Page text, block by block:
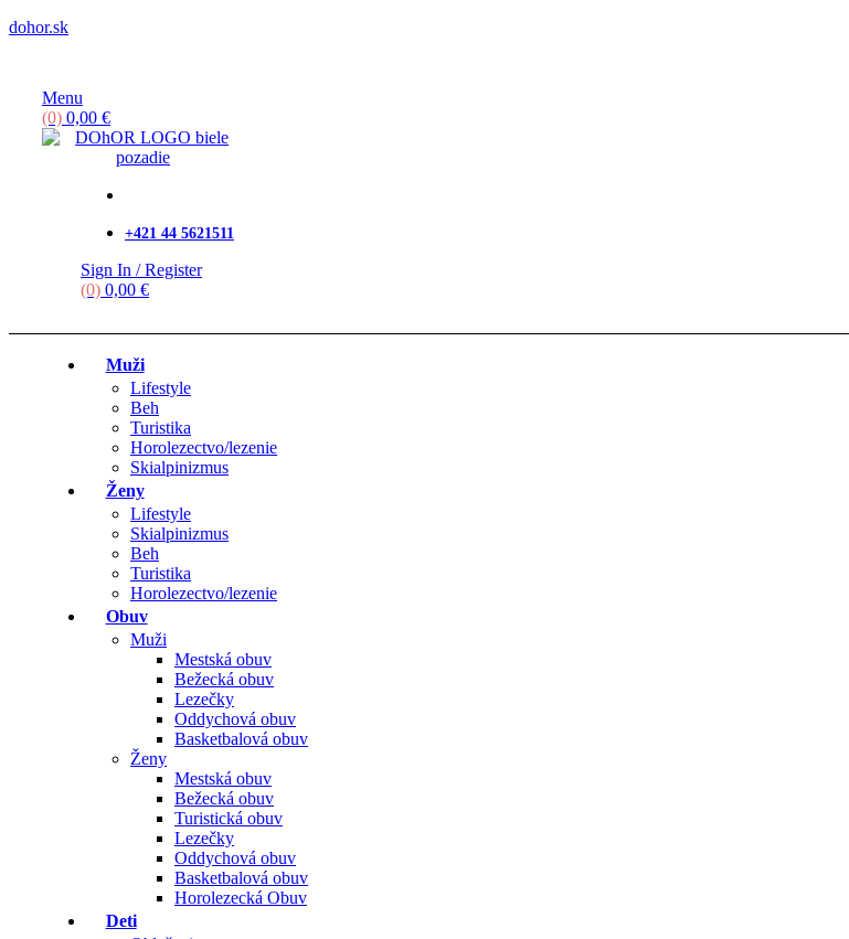
dohor.sk
Menu
(0) 0,00 €
+421 44 5621511
Sign In / Register
(0) 0,00 €
Muži
Lifestyle
Beh
Turistika
Horolezectvo/lezenie
Skialpinizmus
Ženy
Lifestyle
Skialpinizmus
Beh
Turistika
Horolezectvo/lezenie
Obuv
Muži
Mestská obuv
Bežecká obuv
Lezečky
Oddychová obuv
Basketbalová obuv
Ženy
Mestská obuv
Bežecká obuv
Turistická obuv
Lezečky
Oddychová obuv
Basketbalová obuv
Horolezecká Obuv
Deti